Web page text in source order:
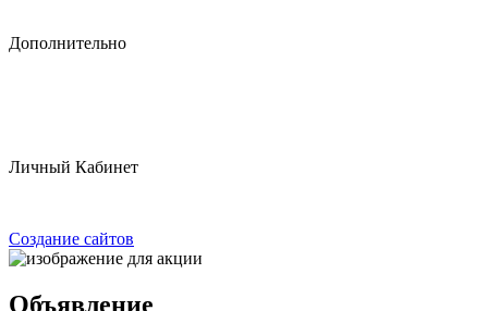
Дополнительно
Личный Кабинет
Создание сайтов
Объявление